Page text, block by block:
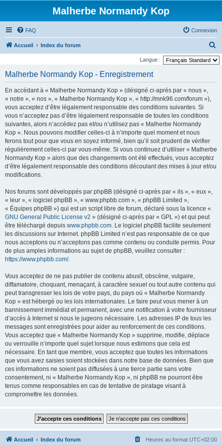
Malherbe Normandy Kop
FAQ Connexion
Accueil Index du forum
e
Langue :
Malherbe Normandy Kop - Enregistrement
En accédant à « Malherbe Normandy Kop » (désigné ci-après par « nous »,
« notre », « nos », « Malherbe Normandy Kop », « http://mnk96.com/forum »),
vous acceptez d’être légalement responsable des conditions suivantes. Si
vous n’acceptez pas d’être légalement responsable de toutes les conditions
suivantes, alors n’accédez pas et/ou n’utilisez pas « Malherbe Normandy
Kop ». Nous pouvons modifier celles-ci à n’importe quel moment et nous
ferons tout pour que vous en soyez informé, bien qu’il soit prudent de vérifier
régulièrement celles-ci par vous-même. Si vous continuez d’utiliser « Malherbe
Normandy Kop » alors que des changements ont été effectués, vous acceptez
d’être légalement responsable des conditions découlant des mises à jour et/ou
modifications.
Nos forums sont développés par phpBB (désigné ci-après par « ils », « eux »,
« leur », « logiciel phpBB », « www.phpbb.com », « phpBB Limited »,
« Équipes phpBB ») qui est un script libre de forum, déclaré sous la licence «
GNU General Public License v2 » (désigné ci-après par « GPL ») et qui peut
être téléchargé depuis www.phpbb.com. Le logiciel phpBB facilite seulement
les discussions sur Internet. phpBB Limited n’est pas responsable de ce que
nous acceptons ou n’acceptons pas comme contenu ou conduite permis. Pour
de plus amples informations au sujet de phpBB, veuillez consulter :
https://www.phpbb.com/.
Vous acceptez de ne pas publier de contenu abusif, obscène, vulgaire,
diffamatoire, choquant, menaçant, à caractère sexuel ou tout autre contenu qui
peut transgresser les lois de votre pays, du pays où « Malherbe Normandy
Kop » est hébergé ou les lois internationales. Le faire peut vous mener à un
bannissement immédiat et permanent, avec une notification à votre fournisseur
d’accès à Internet si nous le jugeons nécessaire. Les adresses IP de tous les
messages sont enregistrées pour aider au renforcement de ces conditions.
Vous acceptez que « Malherbe Normandy Kop » supprime, modifie, déplace
ou verrouille n’importe quel sujet lorsque nous estimons que cela est
nécessaire. En tant que membre, vous acceptez que toutes les informations
que vous avez saisies soient stockées dans notre base de données. Bien que
ces informations ne soient pas diffusées à une tierce partie sans votre
consentement, ni « Malherbe Normandy Kop », ni phpBB ne pourront être
tenus comme responsables en cas de tentative de piratage visant à
compromettre les données.
Accueil Index du forum Heures au format UTC+02:00